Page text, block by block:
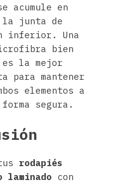
acumule en
la junta de
inferior. Una
bien
la mejor
para mantener
elementos a
segura.
rodapiés
laminado con